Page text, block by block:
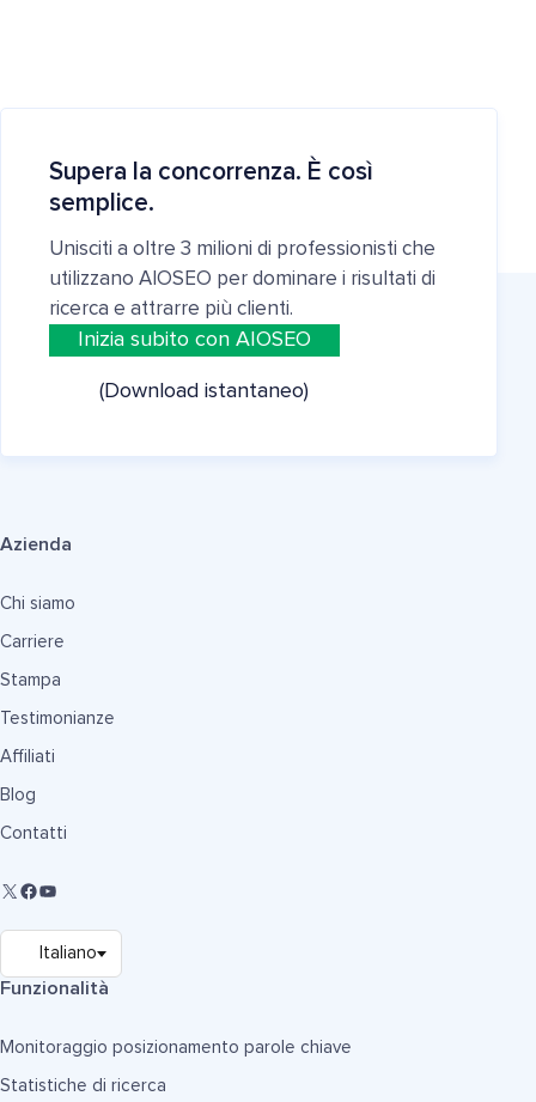
Supera la concorrenza. È così
semplice.
Unisciti a oltre 3 milioni di professionisti che
utilizzano AIOSEO per dominare i risultati di
ricerca e attrarre più clienti.
Inizia subito con AIOSEO
(Download istantaneo)
Azienda
Chi siamo
Carriere
Stampa
Testimonianze
Affiliati
Blog
Contatti
Funzionalità
Monitoraggio posizionamento parole chiave
Statistiche di ricerca